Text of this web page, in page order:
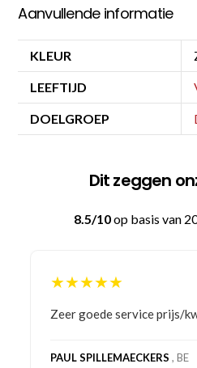
Aanvullende informatie
KLEUR
LEEFTIJD
DOELGROEP
Dit zeggen
8.5/10op basis van
★★★★★
Zeer goede service prijs/
PAUL SPILLEMAECKERS , BE